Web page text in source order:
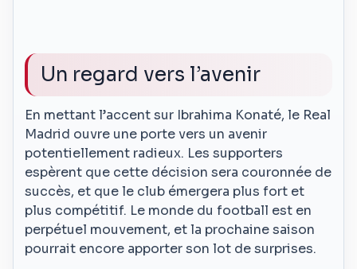
Un regard vers l’avenir
En mettant l’accent sur Ibrahima Konaté, le Real
Madrid ouvre une porte vers un avenir
potentiellement radieux. Les supporters
espèrent que cette décision sera couronnée de
succès, et que le club émergera plus fort et
plus compétitif. Le monde du football est en
perpétuel mouvement, et la prochaine saison
pourrait encore apporter son lot de surprises.